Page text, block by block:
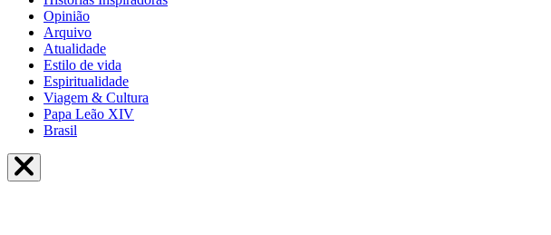
Opinião
Arquivo
Atualidade
Estilo de vida
Espiritualidade
Viagem & Cultura
Papa Leão XIV
Brasil